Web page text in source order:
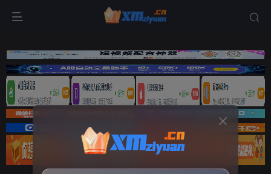
文案不会提取也不会写？八哥来帮忙！
7-9折！等多家顶流配音软件[配音神器Pro]-[配音鹅]-[南瓜配音]-[魔音工坊]-[逗哥配音]戳这里查看详情！